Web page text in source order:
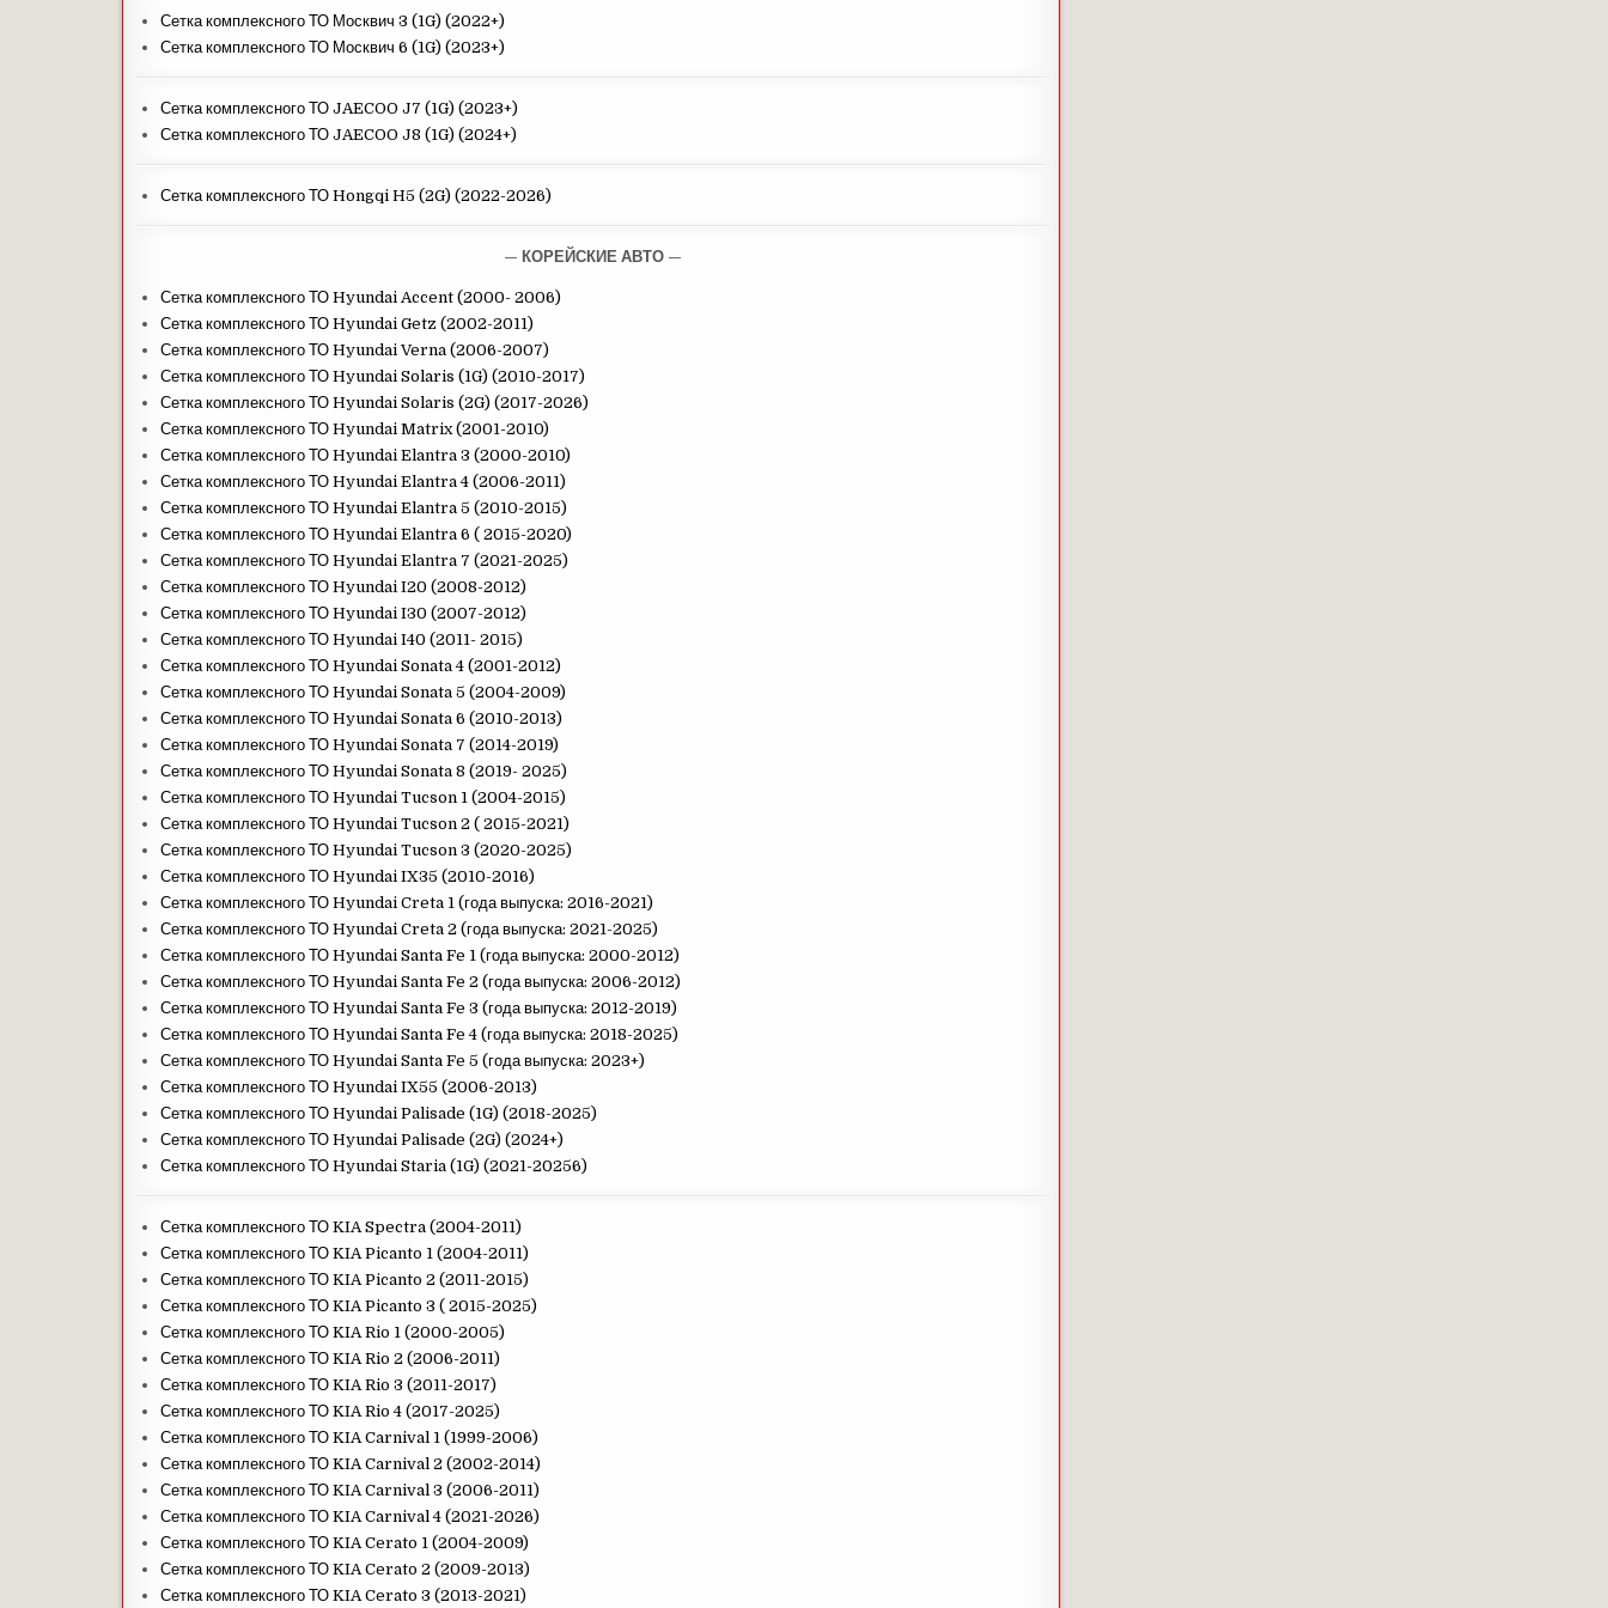
Сетка комплексного ТО Москвич 3 (1G) (2022+)
Сетка комплексного ТО Москвич 6 (1G) (2023+)
Сетка комплексного ТО JAECOO J7 (1G) (2023+)
Сетка комплексного ТО JAECOO J8 (1G) (2024+)
Сетка комплексного ТО Hongqi H5 (2G) (2022-2026)
— КОРЕЙСКИЕ АВТО —
Сетка комплексного ТО Hyundai Accent (2000- 2006)
Сетка комплексного ТО Hyundai Getz (2002-2011)
Сетка комплексного ТО Hyundai Verna (2006-2007)
Сетка комплексного ТО Hyundai Solaris (1G) (2010-2017)
Сетка комплексного ТО Hyundai Solaris (2G) (2017-2026)
Сетка комплексного ТО Hyundai Matrix (2001-2010)
Сетка комплексного ТО Hyundai Elantra 3 (2000-2010)
Сетка комплексного ТО Hyundai Elantra 4 (2006-2011)
Сетка комплексного ТО Hyundai Elantra 5 (2010-2015)
Сетка комплексного ТО Hyundai Elantra 6 ( 2015-2020)
Сетка комплексного ТО Hyundai Elantra 7 (2021-2025)
Сетка комплексного ТО Hyundai I20 (2008-2012)
Сетка комплексного ТО Hyundai I30 (2007-2012)
Сетка комплексного ТО Hyundai I40 (2011- 2015)
Сетка комплексного ТО Hyundai Sonata 4 (2001-2012)
Сетка комплексного ТО Hyundai Sonata 5 (2004-2009)
Сетка комплексного ТО Hyundai Sonata 6 (2010-2013)
Сетка комплексного ТО Hyundai Sonata 7 (2014-2019)
Сетка комплексного ТО Hyundai Sonata 8 (2019- 2025)
Сетка комплексного ТО Hyundai Tucson 1 (2004-2015)
Сетка комплексного ТО Hyundai Tucson 2 ( 2015-2021)
Сетка комплексного ТО Hyundai Tucson 3 (2020-2025)
Сетка комплексного ТО Hyundai IX35 (2010-2016)
Сетка комплексного ТО Hyundai Creta 1 (года выпуска: 2016-2021)
Сетка комплексного ТО Hyundai Creta 2 (года выпуска: 2021-2025)
Сетка комплексного ТО Hyundai Santa Fe 1 (года выпуска: 2000-2012)
Сетка комплексного ТО Hyundai Santa Fe 2 (года выпуска: 2006-2012)
Сетка комплексного ТО Hyundai Santa Fe 3 (года выпуска: 2012-2019)
Сетка комплексного ТО Hyundai Santa Fe 4 (года выпуска: 2018-2025)
Сетка комплексного ТО Hyundai Santa Fe 5 (года выпуска: 2023+)
Сетка комплексного ТО Hyundai IX55 (2006-2013)
Сетка комплексного ТО Hyundai Palisade (1G) (2018-2025)
Сетка комплексного ТО Hyundai Palisade (2G) (2024+)
Сетка комплексного ТО Hyundai Staria (1G) (2021-20256)
Сетка комплексного ТО KIA Spectra (2004-2011)
Сетка комплексного ТО KIA Picanto 1 (2004-2011)
Сетка комплексного ТО KIA Picanto 2 (2011-2015)
Сетка комплексного ТО KIA Picanto 3 ( 2015-2025)
Сетка комплексного ТО KIA Rio 1 (2000-2005)
Сетка комплексного ТО KIA Rio 2 (2006-2011)
Сетка комплексного ТО KIA Rio 3 (2011-2017)
Сетка комплексного ТО KIA Rio 4 (2017-2025)
Сетка комплексного ТО KIA Carnival 1 (1999-2006)
Сетка комплексного ТО KIA Carnival 2 (2002-2014)
Сетка комплексного ТО KIA Carnival 3 (2006-2011)
Сетка комплексного ТО KIA Carnival 4 (2021-2026)
Сетка комплексного ТО KIA Cerato 1 (2004-2009)
Сетка комплексного ТО KIA Cerato 2 (2009-2013)
Сетка комплексного ТО KIA Cerato 3 (2013-2021)